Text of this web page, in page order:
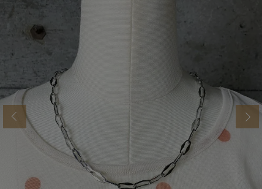
ご利用ガイド
店舗紹介
ブランドから探す スタッフコーディネート
年代から探す 古着卸DOCK